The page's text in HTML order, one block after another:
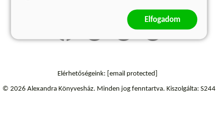
Elérhetőségeink: [email protected]
© 2026 Alexandra Könyvesház. Minden jog fenntartva. Kiszolgálta: S244
Elfogadom